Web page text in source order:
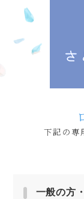
下記の専
一般の方